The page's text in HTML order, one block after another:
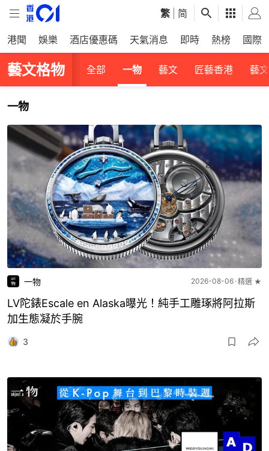
繁 简
港聞 娛樂 酒店優惠碼 天氣消息 即時 熱榜 國際
藝文格物 全部 一物 藝文 匠藝香港 藝
一物
一物 2026-08-06 精選 ★
LV陀錶Escale en Alaska曝光！純手工雕琢將阿拉斯
加生態凝於手腕
3